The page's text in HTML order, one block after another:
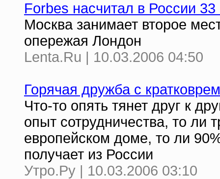
Forbes насчитал в России
Москва занимает второе
опережая Лондон
Lenta.Ru | 10.03.2006 04:50
Горячая дружба с
Что-то опять тянет друг к
опыт сотрудничества, то ли
европейском доме, то ли
получает из России
Утро.Ру | 10.03.2006 03:10